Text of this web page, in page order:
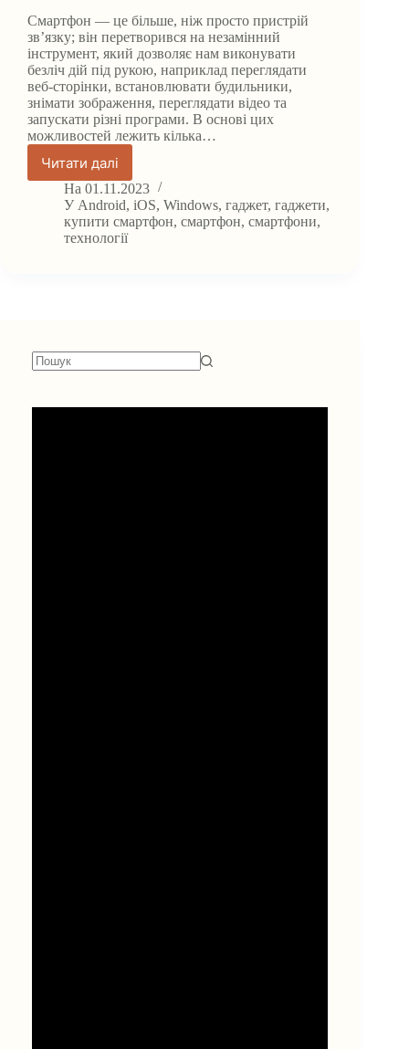
Смартфон — це більше, ніж просто пристрій
зв’язку; він перетворився на незамінний
інструмент, який дозволяє нам виконувати
безліч дій під рукою, наприклад переглядати
веб-сторінки, встановлювати будильники,
знімати зображення, переглядати відео та
запускати різні програми. В основі цих
можливостей лежить кілька…
Читати далі
Ключові
компоненти
смартфона.
На 01.11.2023
У Android,iOS,Windows,гаджет,гаджети,
купити смартфон, смартфон, смартфони,
технології